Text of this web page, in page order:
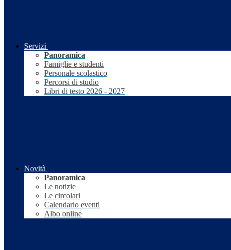
Servizi
Panoramica
Famiglie e studenti
Personale scolastico
Percorsi di studio
Libri di testo 2026 - 2027
Novità
Panoramica
Le notizie
Le circolari
Calendario eventi
Albo online